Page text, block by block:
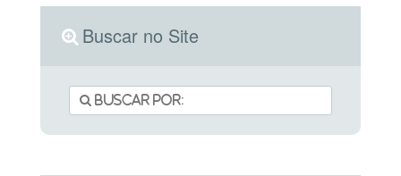
Buscar no Site